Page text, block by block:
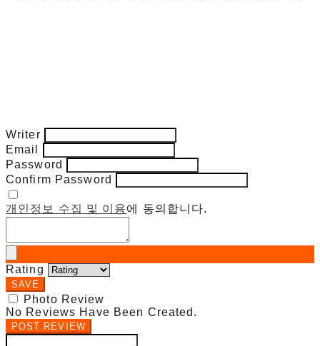
Writer
Email
Password
Confirm Password
개인정보 수집 및 이용에 동의합니다.
Rating
SAVE
Photo Review
No Reviews Have Been Created.
POST REVIEW